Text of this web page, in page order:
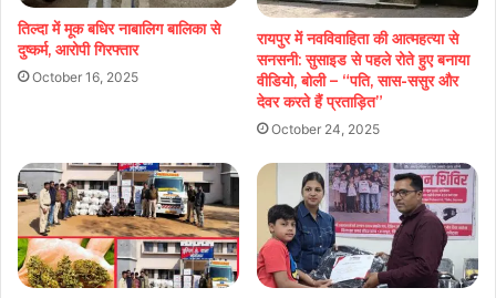
तिल्दा में मूक बधिर नाबालिग बालिका से
दुष्कर्म, आरोपी गिरफ्तार
October 16, 2025
रायपुर में नवविवाहिता की आत्महत्या से
सनसनी: सुसाइड से पहले रोते हुए बनाया
वीडियो, बोली – “पति, सास-ससुर और
देवर करते हैं प्रताड़ित”
October 24, 2025